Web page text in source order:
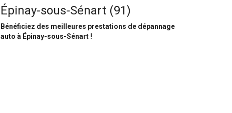
Épinay-sous-Sénart (91)
Bénéficiez des meilleures prestations de dépannage
auto à Épinay-sous-Sénart !